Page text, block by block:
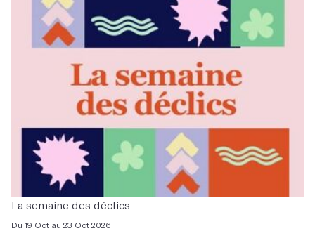
La semaine des déclics
Du 19 Oct au 23 Oct 2026